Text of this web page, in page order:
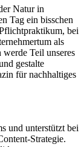
Natur in
Tag ein bisschen
bei
als
Teil unseres
gestalte
für nachhaltiges
und unterstützt bei
Strategie.